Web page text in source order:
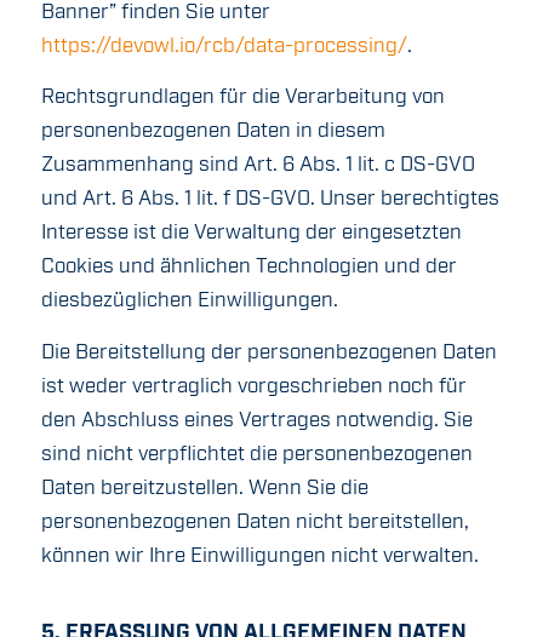
Banner” finden Sie unter
https://devowl.io/rcb/data-processing/.
Rechtsgrundlagen für die Verarbeitung von
personenbezogenen Daten in diesem
Zusammenhang sind Art. 6 Abs. 1 lit. c DS-GVO
und Art. 6 Abs. 1 lit. f DS-GVO. Unser berechtigtes
Interesse ist die Verwaltung der eingesetzten
Cookies und ähnlichen Technologien und der
diesbezüglichen Einwilligungen.
Die Bereitstellung der personenbezogenen Daten
ist weder vertraglich vorgeschrieben noch für
den Abschluss eines Vertrages notwendig. Sie
sind nicht verpflichtet die personenbezogenen
Daten bereitzustellen. Wenn Sie die
personenbezogenen Daten nicht bereitstellen,
können wir Ihre Einwilligungen nicht verwalten.
5. ERFASSUNG VON ALLGEMEINEN DATEN